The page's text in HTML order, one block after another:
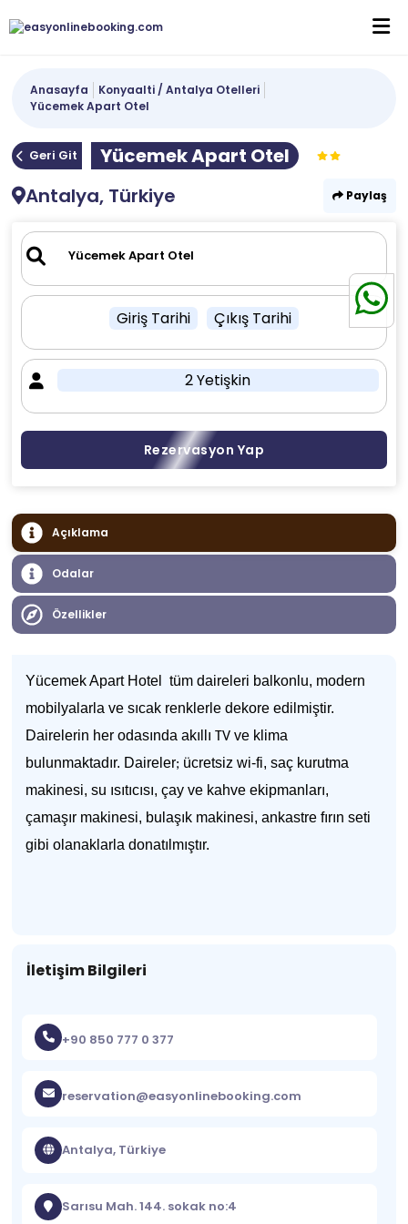
Anasayfa
Konyaalti / Antalya Otelleri
Yücemek Apart Otel
Geri Git
Yücemek Apart Otel
Antalya, Türkiye
Paylaş
Giriş Tarihi Çıkış Tarihi
2 Yetişkin
Rezervasyon Yap
Açıklama
Odalar
Özellikler
Yücemek Apart Hotel tüm daireleri balkonlu, modern
mobilyalarla ve sıcak renklerle dekore edilmiştir.
Dairelerin her odasında akıllıTV ve klima
bulunmaktadır. Daireler; ücretsiz wi-fi, saç kurutma
makinesi, su ısıtıcısı, çay ve kahve ekipmanları,
çamaşır makinesi, bulaşık makinesi, ankastre fırın seti
gibi olanaklarla donatılmıştır.
İletişim Bilgileri
+90 850 777 0 377
reservation@easyonlinebooking.com
Antalya, Türkiye
Sarısu Mah. 144. sokak no:4